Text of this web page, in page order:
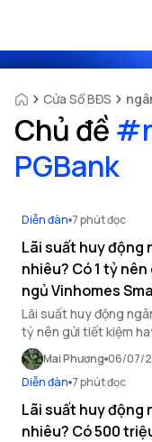
Cửa Sổ BĐS
Chủ đề #
PGBank
Diễn đàn 7 phút đọc
Lãi suất huy động
nhiêu? Có 1 tỷ
ngủ Vinhomes
Lãi suất huy động
tỷ nên gửi tiết kiệm
giải đáp những câu
Mai Phương 06/07/
Diễn đàn 7 phút đọc
Lãi suất huy động
nhiêu? Có 500